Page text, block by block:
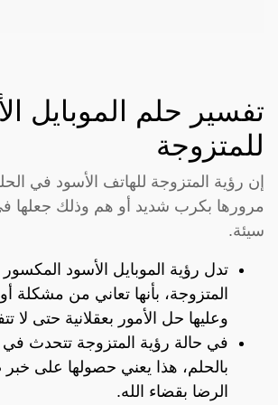
تفسير حلم الموبايل
للمتزوجة
إن رؤية المتزوجة للهاتف الأسود في
مرورها بكرب شديد أو هم وذلك جعلها
سيئة.
تدل رؤية الموبايل الأسود
المتزوجة، بأنها تعاني من مشكلة
وعليها حل الأمور بعقلانية حتى لا
في حالة رؤية المتزوجة تتحدث في
بالحلم، هذا يعني حصولها على خبر
الرضا بقضاء الله.